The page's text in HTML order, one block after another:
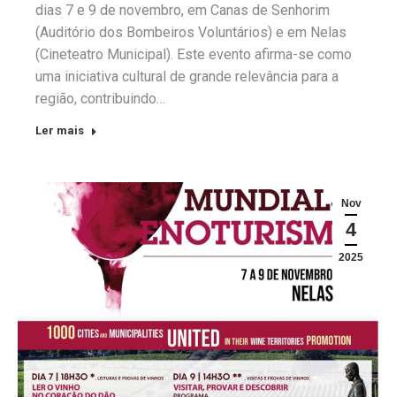
dias 7 e 9 de novembro, em Canas de Senhorim
(Auditório dos Bombeiros Voluntários) e em Nelas
(Cineteatro Municipal). Este evento afirma-se como
uma iniciativa cultural de grande relevância para a
região, contribuindo…
Ler mais
Nov
4
2025